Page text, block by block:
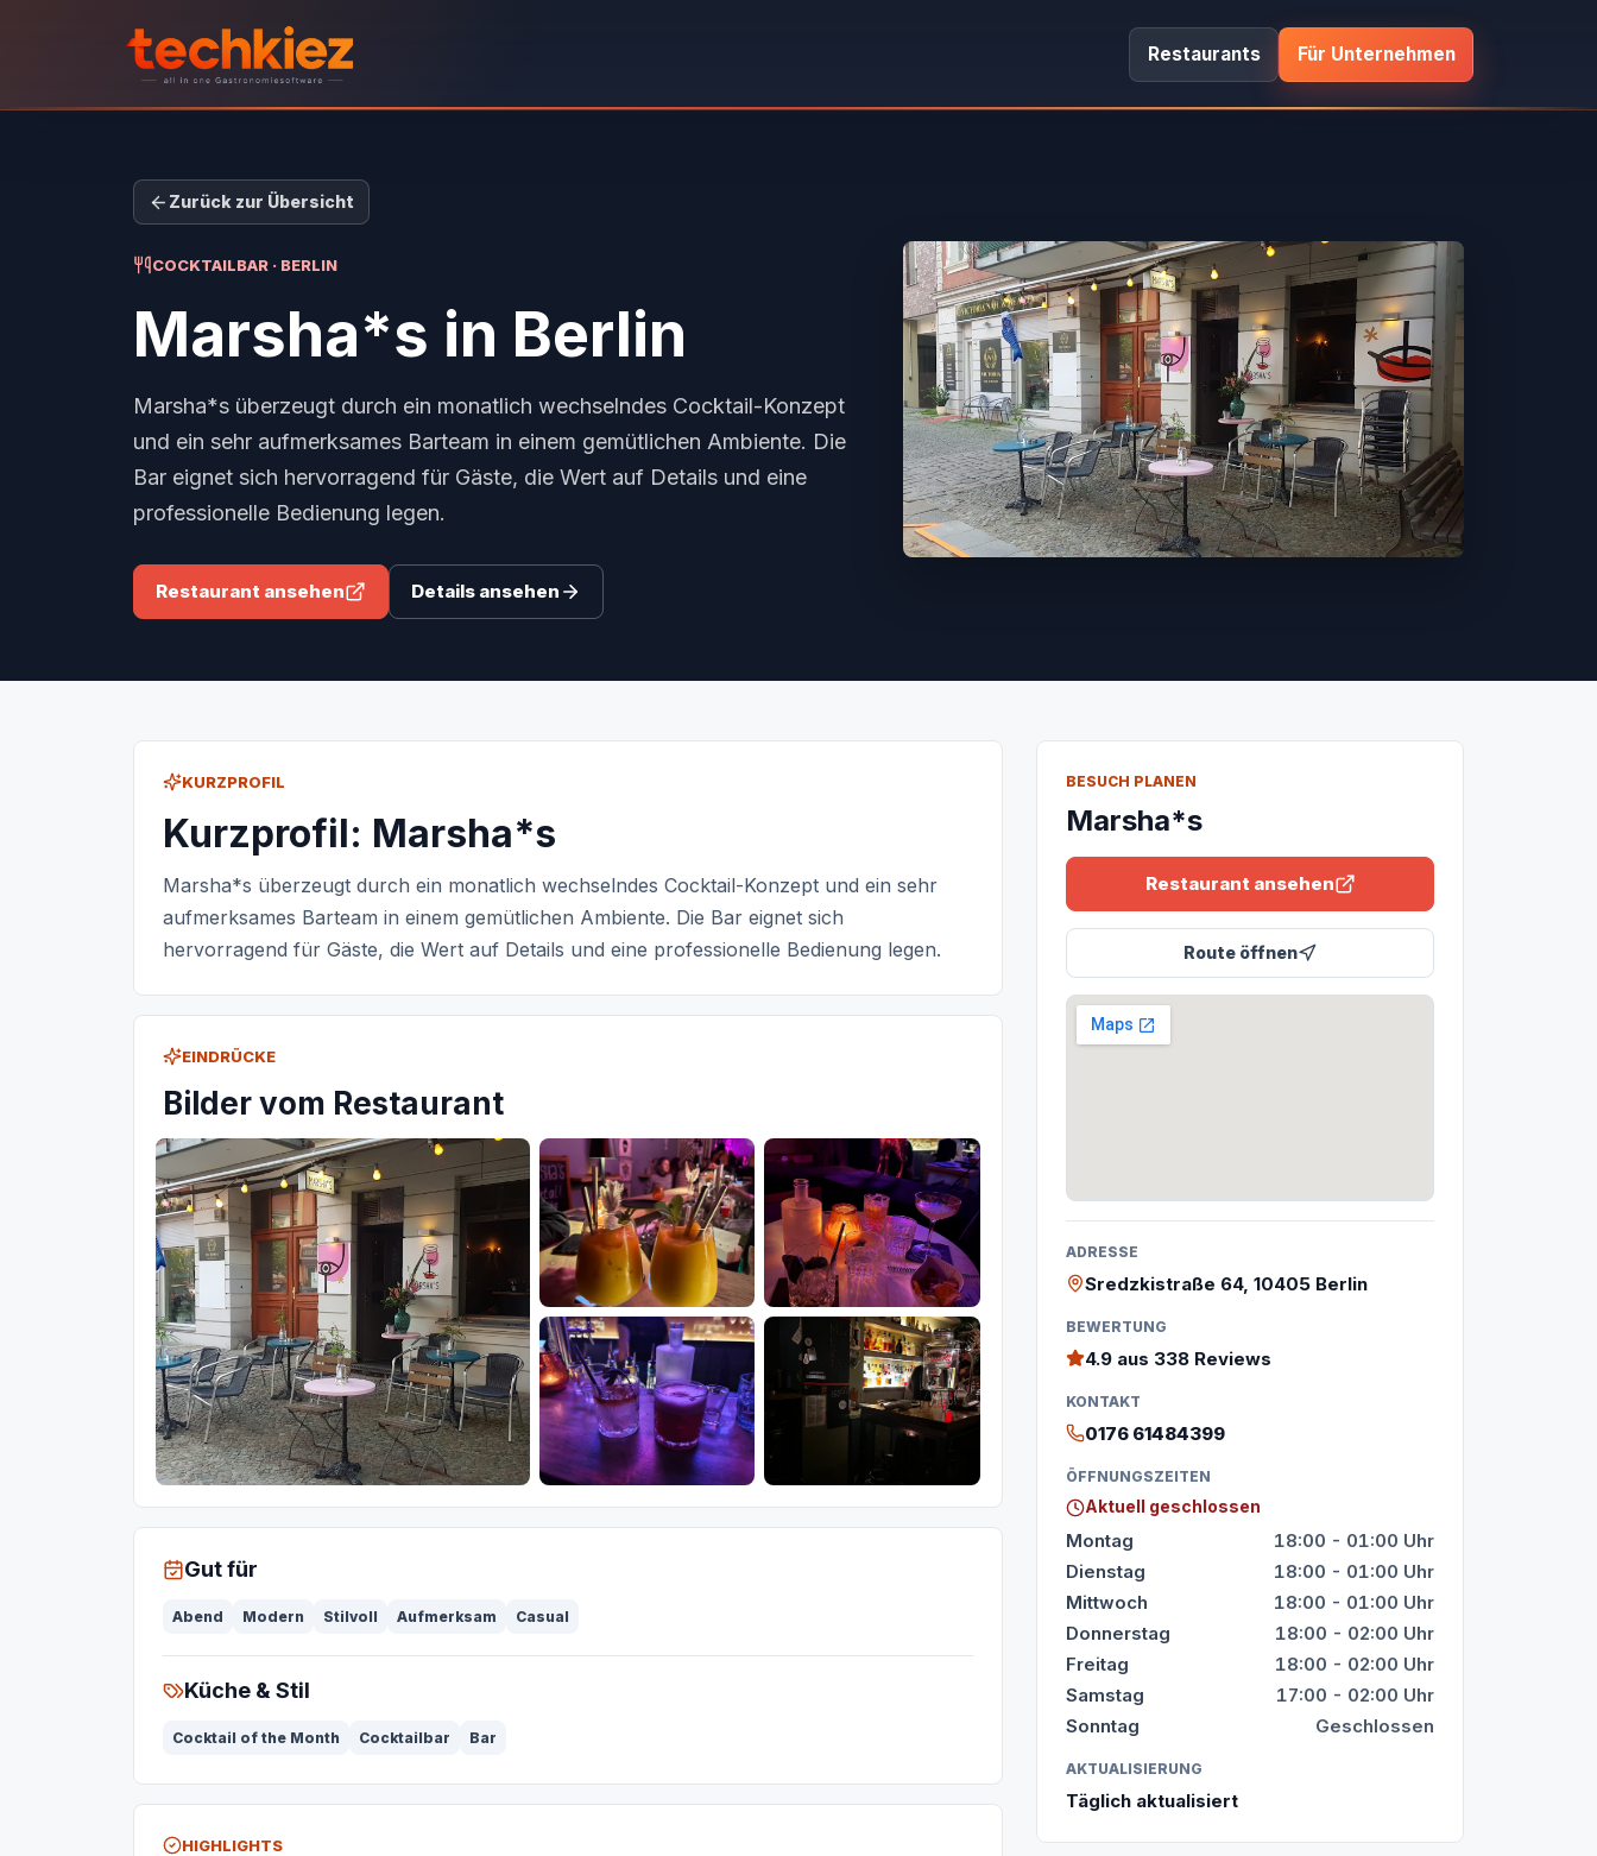
Restaurants Für Unternehmen
Zurück zur Übersicht
COCKTAILBAR · BERLIN
Marsha*s in Berlin
Marsha*s überzeugt durch ein monatlich wechselndes Cocktail-Konzept
und ein sehr aufmerksames Barteam in einem gemütlichen Ambiente. Die
Bar eignet sich hervorragend für Gäste, die Wert auf Details und eine
professionelle Bedienung legen.
Restaurant ansehen Details ansehen
KURZPROFIL
Kurzprofil: Marsha*s
Marsha*s überzeugt durch ein monatlich wechselndes Cocktail-Konzept und ein sehr
aufmerksames Barteam in einem gemütlichen Ambiente. Die Bar eignet sich
hervorragend für Gäste, die Wert auf Details und eine professionelle Bedienung legen.
EINDRÜCKE
Bilder vom Restaurant
Gut für
Abend Modern Stilvoll Aufmerksam Casual
Küche & Stil
Cocktail of the Month Cocktailbar Bar
HIGHLIGHTS
BESUCH PLANEN
Marsha*s
Restaurant ansehen
Route öffnen
ADRESSE
Sredzkistraße 64, 10405 Berlin
BEWERTUNG
4.9 aus 338 Reviews
KONTAKT
0176 61484399
ÖFFNUNGSZEITEN
Aktuell geschlossen
Montag
18:00 - 01:00 Uhr
Dienstag
18:00 - 01:00 Uhr
Mittwoch
18:00 - 01:00 Uhr
Donnerstag
18:00 - 02:00 Uhr
Freitag
18:00 - 02:00 Uhr
Samstag
17:00 - 02:00 Uhr
Sonntag
Geschlossen
AKTUALISIERUNG
Täglich aktualisiert